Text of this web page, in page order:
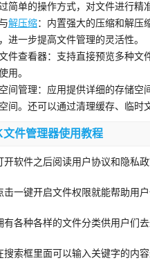
简单的操作方式，对文件进行精
解压缩：内置强大的压缩和解压
进一步提高文件管理的灵活性。
件查看器：支持直接预览多种文
用。
间管理：应用提供详细的存储空
间。还可以通过清理缓存、临时
文件管理器使用教程
开软件之后阅读用户协议和隐私
击一键开启文件权限就能帮助用户
有各种各样的文件分类供用户们去
搜索框里面可以输入关键字的内